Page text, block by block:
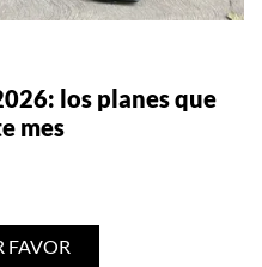
los planes que
mes
FAVOR